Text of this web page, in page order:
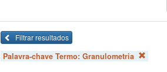
Filtrar resultados
Palavra-chave Termo: Granulometria